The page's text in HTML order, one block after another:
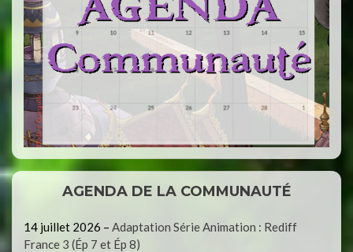
AGENDA DE LA COMMUNAUTÉ
14 juillet 2026 – Adaptation Série Animation : Rediff
France 3 (Ép 7 et Ép 8)